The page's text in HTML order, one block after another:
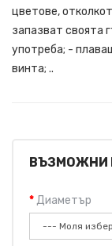
цветове,
запазват своята
употреба; -
винта; ..
ВЪЗМОЖНИ
Диаметър